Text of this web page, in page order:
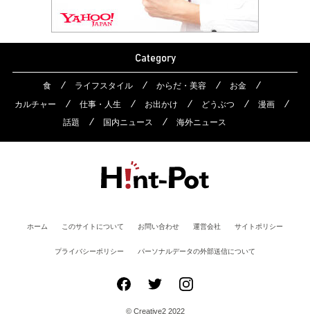
Category
食 ライフスタイル からだ・美容
お金
カルチャー
仕事・人生 お出かけ どうぶつ
漫画
話題
国内ニュース 海外ニュース
ホーム このサイトについて お問い合わせ 運営会社 サイトポリシー
プライバシーポリシー パーソナルデータの外部送信について
© Creative2 2022